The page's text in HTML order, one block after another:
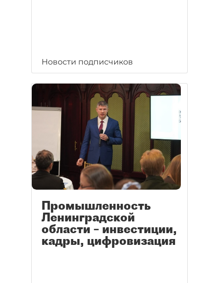
Новости подписчиков
Промышленность
Ленинградской
области – инвестиции,
кадры, цифровизация